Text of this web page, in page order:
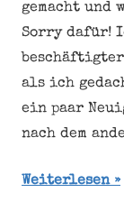
gemacht und
Sorry dafür!
als ich
ein paar
nach dem
Weiterlesen